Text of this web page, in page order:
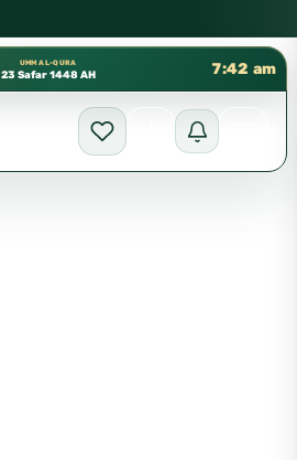
UMM AL-QURA
23 Safar 1448 AH 7:42 am